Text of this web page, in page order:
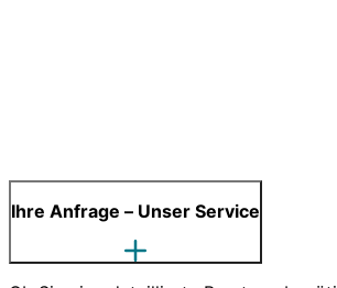
Ihre Anfrage – Unser Service